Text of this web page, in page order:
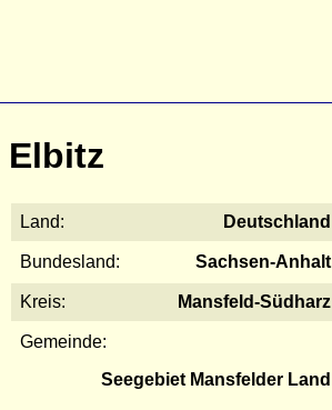
Elbitz
Land: Deutschland
Bundesland: Sachsen-Anhalt
Kreis: Mansfeld-Südharz
Gemeinde:
Seegebiet Mansfelder Land